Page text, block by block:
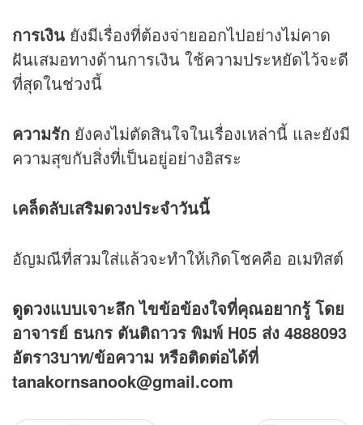
การเงิน ยังมีเรื่องที่ต้องจ่ายออกไปอย่างไม่คาด
ฝันเสมอทางด้านการเงิน ใช้ความประหยัดไว้จะดี
ที่สุดในช่วงนี้
ความรัก ยังคงไม่ตัดสินใจในเรื่องเหล่านี้ และยังมี
ความสุขกับสิ่งที่เป็นอยู่อย่างอิสระ
เคล็ดลับเสริมดวงประจำวันนี้
อัญมณีที่สวมใส่แล้วจะทำให้เกิดโชคคือ อเมทิสต์
ดูดวงแบบเจาะลึก ไขข้อข้องใจที่คุณอยากรู้ โดย
อาจารย์ ธนกร ตันติถาวร พิมพ์ H05 ส่ง 4888093
อัตรา3บาท/ข้อความ หรือติดต่อได้ที่
tanakornsanook@gmail.com